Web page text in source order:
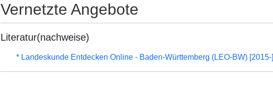
Vernetzte Angebote
Literatur(nachweise)
* Landeskunde Entdecken Online - Baden-Württemberg (LEO-BW) [2015-]